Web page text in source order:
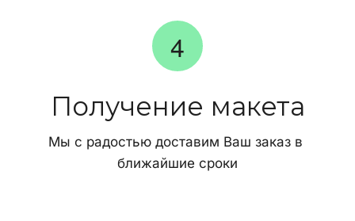
Получение макета
Мы с радостью доставим Ваш заказ в
ближайшие сроки